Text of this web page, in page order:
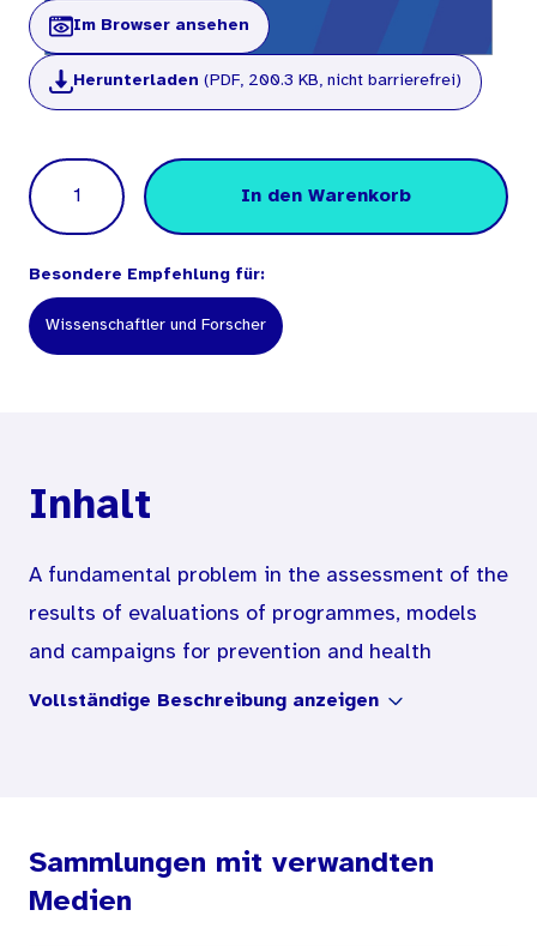
Im Browser ansehen
Herunterladen (PDF, 200.3 KB, nicht barrierefrei)
Menge
In den Warenkorb
Besondere Empfehlung für:
Wissenschaftler und Forscher
Inhalt
A fundamental problem in the assessment of the
results of evaluations of programmes, models
and campaigns for prevention and health
promotion is the absence of standardisation of
if at all, since different questions are used.
Assessments of trends in different areas of
Vollständige Beschreibung anzeigen
Sammlungen mit verwandten
Medien